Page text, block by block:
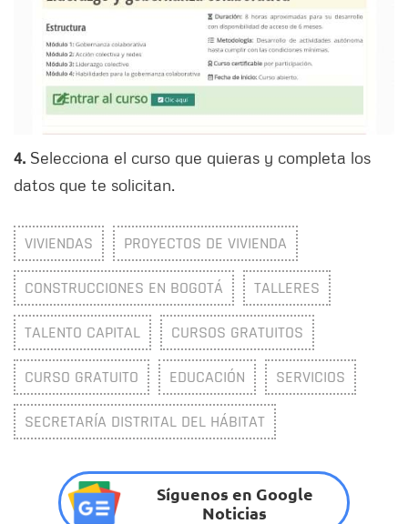
4. Selecciona el curso que quieras y completa los
datos que te solicitan.
VIVIENDAS PROYECTOS DE VIVIENDA
CONSTRUCCIONES EN BOGOTÁ TALLERES
TALENTO CAPITAL CURSOS GRATUITOS
CURSO GRATUITO EDUCACIÓN SERVICIOS
SECRETARÍA DISTRITAL DEL HÁBITAT
Síguenos en Google
Noticias